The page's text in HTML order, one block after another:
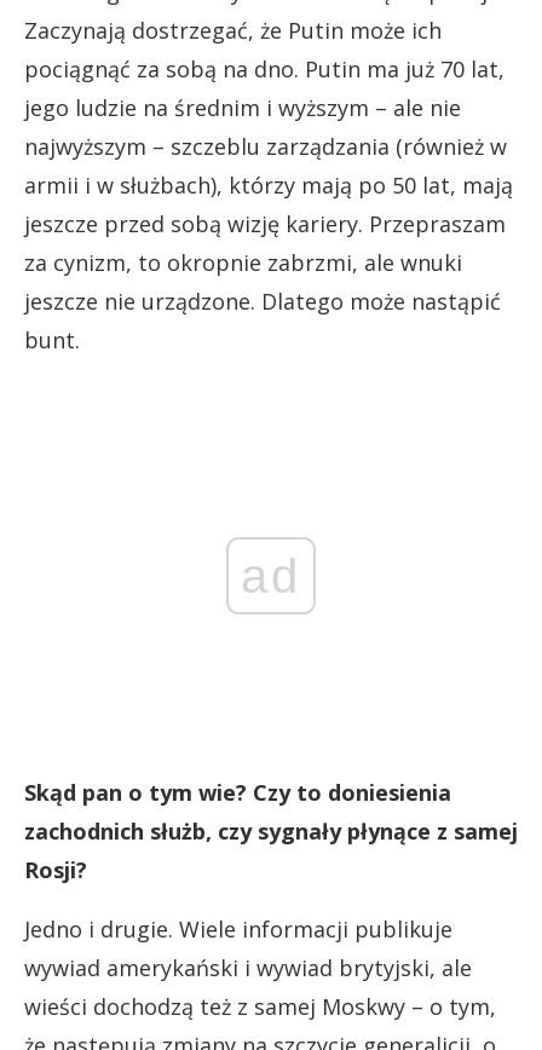
Zaczynają dostrzegać, że Putin może ich
pociągnąć za sobą na dno. Putin ma już 70 lat,
jego ludzie na średnim i wyższym – ale nie
najwyższym – szczeblu zarządzania (również w
armii i w służbach), którzy mają po 50 lat, mają
jeszcze przed sobą wizję kariery. Przepraszam
za cynizm, to okropnie zabrzmi, ale wnuki
jeszcze nie urządzone. Dlatego może nastąpić
bunt.
ad
Skąd pan o tym wie? Czy to doniesienia
zachodnich służb, czy sygnały płynące z samej
Rosji?
Jedno i drugie. Wiele informacji publikuje
wywiad amerykański i wywiad brytyjski, ale
wieści dochodzą też z samej Moskwy – o tym,